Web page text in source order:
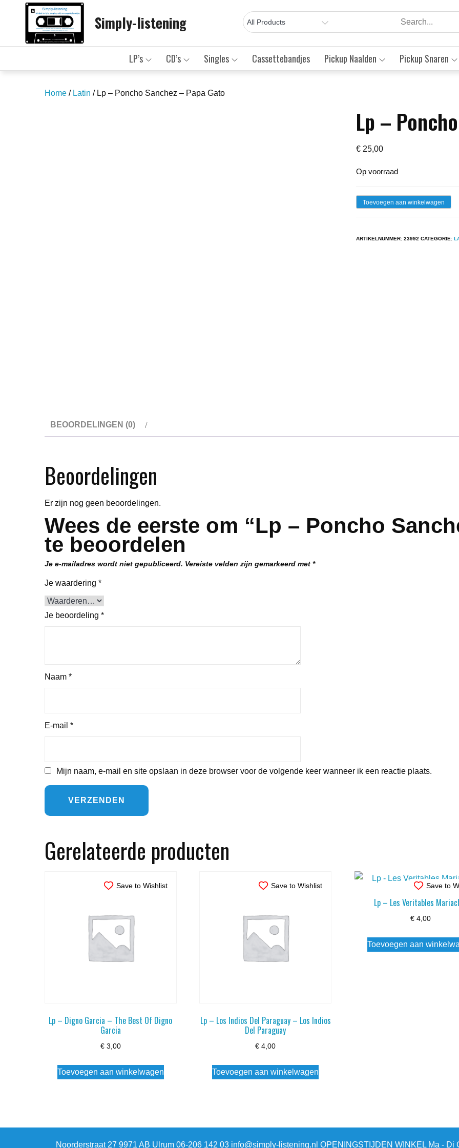
Simply-listening
LP’s CD’s Singles Cassettebandjes Pickup Naalden Pickup Snaren
Home / Latin / Lp – Poncho Sanchez – Papa Gato
Lp –
€ 25,00
Op voorraad
LpToevoegen aan winkelwagen
ARTIKELNUMMER:23992 CATEGORIE:
BEOORDELINGEN (0)
Beoordelingen
Er zijn nog geen beoordelingen.
Wees de eerste om “Lp – Poncho
te beoordelen
Je e-mailadres wordt niet gepubliceerd. Vereiste velden zijn gemarkeerd met *
Je waardering *
Je beoordeling *
Naam *
E-mail *
Mijn naam, e-mail en site opslaan in deze browser voor de volgende keer wanneer ik een reactie plaats.
Gerelateerde producten
Save to Wishlist
Lp – Digno Garcia – The Best Of Digno
Garcia
€3,00
Toevoegen aan winkelwagen
Save to Wishlist
Lp – Los Indios Del Paraguay – Los Indios
Del Paraguay
€ 4,00
Toevoegen aan winkelwagen
Save to
Lp – Les Veritables
€4,00
Toevoegen aan
Noorderstraat 27 9971 AB Ulrum 06-206 142 03 info@simply-listening.nl OPENINGSTIJDEN WINKEL Ma -